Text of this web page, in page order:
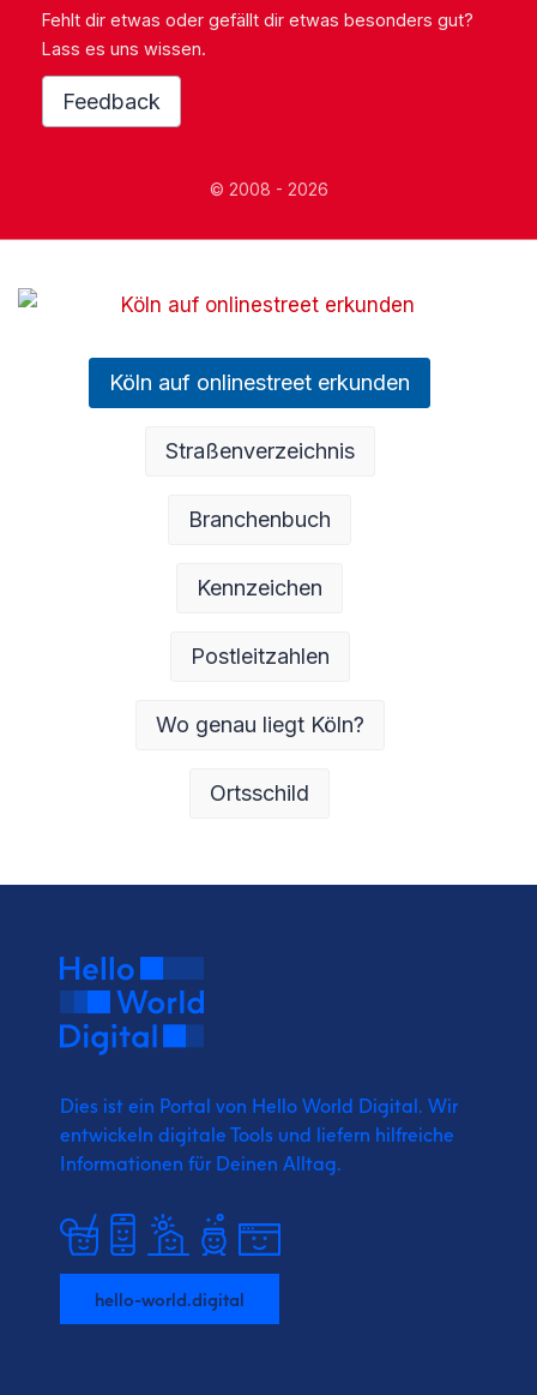
Fehlt dir etwas oder gefällt dir etwas besonders gut?
Lass es uns wissen.
Feedback
© 2008 - 2026
Köln auf onlinestreet erkunden
Straßenverzeichnis
Branchenbuch
Kennzeichen
Postleitzahlen
Wo genau liegt Köln?
Ortsschild
Dies ist ein Portal von Hello World Digital. Wir
entwickeln digitale Tools und liefern hilfreiche
Informationen für Deinen Alltag.
hello-world.digital